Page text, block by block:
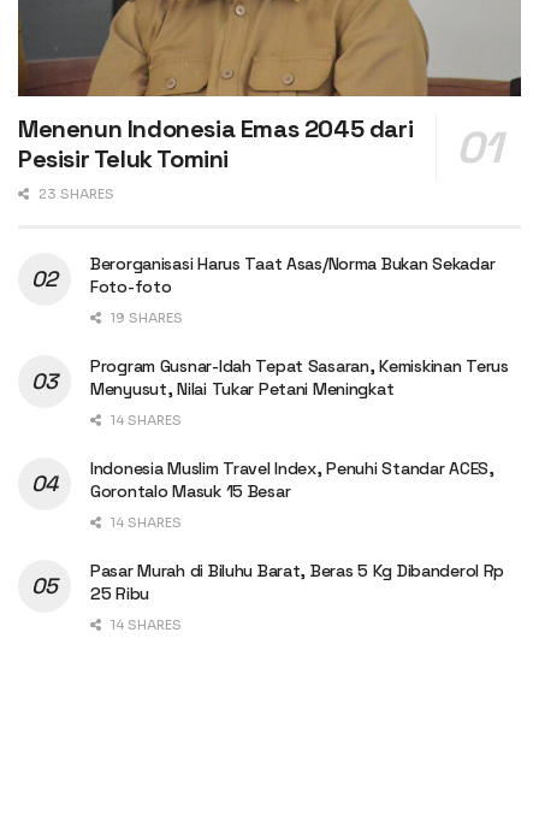
Menenun Indonesia Emas 2045 dari
Pesisir Teluk Tomini
23 SHARES
Berorganisasi Harus Taat Asas/Norma Bukan Sekadar
Foto-foto
19 SHARES
Program Gusnar-Idah Tepat Sasaran, Kemiskinan Terus
Menyusut, Nilai Tukar Petani Meningkat
14 SHARES
Indonesia Muslim Travel Index, Penuhi Standar ACES,
Gorontalo Masuk 15 Besar
14 SHARES
Pasar Murah di Biluhu Barat, Beras 5 Kg Dibanderol Rp
25 Ribu
14 SHARES